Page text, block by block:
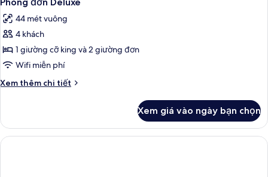
đình
tất
cả
ảnh
Phòng
đơn
Deluxe
44 mét vuông
4 khách
1 giường cỡ king và 2 giường đơn
Wifi miễn phí
Xem thêm chi tiết
Chi
Phòng
đơn
Deluxe
Xem giá vào ngày bạn chọn